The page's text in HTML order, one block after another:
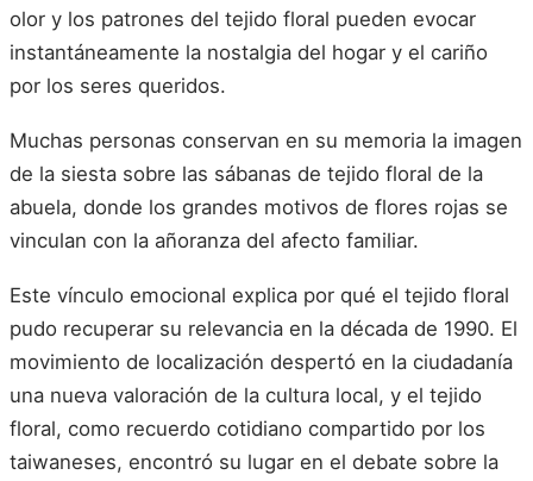
olor y los patrones del tejido floral pueden evocar
instantáneamente la nostalgia del hogar y el cariño
por los seres queridos.
Muchas personas conservan en su memoria la imagen
de la siesta sobre las sábanas de tejido floral de la
abuela, donde los grandes motivos de flores rojas se
vinculan con la añoranza del afecto familiar.
Este vínculo emocional explica por qué el tejido floral
pudo recuperar su relevancia en la década de 1990. El
movimiento de localización despertó en la ciudadanía
una nueva valoración de la cultura local, y el tejido
floral, como recuerdo cotidiano compartido por los
taiwaneses, encontró su lugar en el debate sobre la